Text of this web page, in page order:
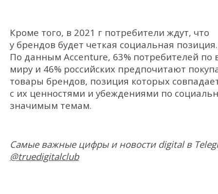
Кроме того, в 2021 г потребители ждут, что
у брендов будет четкая социальная позиция.
По данным Accenture, 63% потребителей по
миру и 46% российских предпочитают
товары брендов, позиция которых
с их ценностями и убеждениями по
значимым темам.
Самые важные цифры и новости digital в
@truedigitalclub